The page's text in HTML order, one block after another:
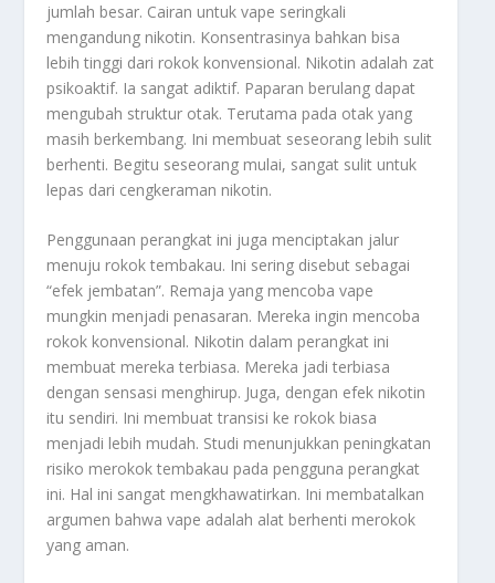
jumlah besar. Cairan untuk vape seringkali
mengandung nikotin. Konsentrasinya bahkan bisa
lebih tinggi dari rokok konvensional. Nikotin adalah zat
psikoaktif. Ia sangat adiktif. Paparan berulang dapat
mengubah struktur otak. Terutama pada otak yang
masih berkembang. Ini membuat seseorang lebih sulit
berhenti. Begitu seseorang mulai, sangat sulit untuk
lepas dari cengkeraman nikotin.
Penggunaan perangkat ini juga menciptakan jalur
menuju rokok tembakau. Ini sering disebut sebagai
“efek jembatan”. Remaja yang mencoba vape
mungkin menjadi penasaran. Mereka ingin mencoba
rokok konvensional. Nikotin dalam perangkat ini
membuat mereka terbiasa. Mereka jadi terbiasa
dengan sensasi menghirup. Juga, dengan efek nikotin
itu sendiri. Ini membuat transisi ke rokok biasa
menjadi lebih mudah. Studi menunjukkan peningkatan
risiko merokok tembakau pada pengguna perangkat
ini. Hal ini sangat mengkhawatirkan. Ini membatalkan
argumen bahwa vape adalah alat berhenti merokok
yang aman.